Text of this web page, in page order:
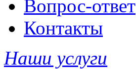
Вопрос-ответ
Контакты
Наши услуги